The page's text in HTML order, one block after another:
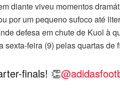
diante viveu momentos
por um pequeno sufoco até
defesa em chute de Kuol à
sexta-feira (9) pelas quartas de
finals! 👏